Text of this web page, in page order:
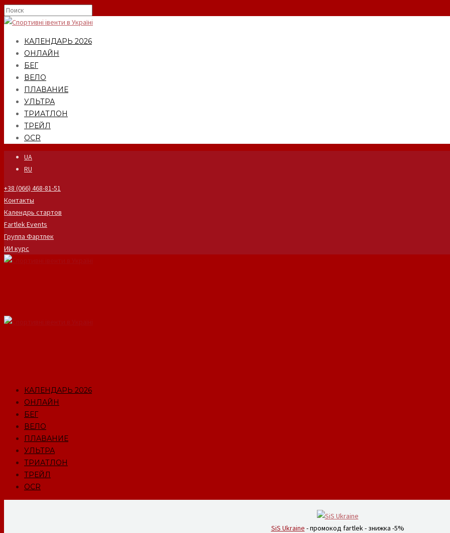
КАЛЕНДАРЬ 2026
ОНЛАЙН
БЕГ
ВЕЛО
ПЛАВАНИЕ
УЛЬТРА
ТРИАТЛОН
ТРЕЙЛ
OCR
UA
RU
+38 (066) 468-81-51
Контакты
Календрь стартов
Fartlek Events
Группа Фартлек
ИИ курс
КАЛЕНДАРЬ 2026
ОНЛАЙН
БЕГ
ВЕЛО
ПЛАВАНИЕ
УЛЬТРА
ТРИАТЛОН
ТРЕЙЛ
OCR
SiS Ukraine - промокод fartlek - знижка -5%